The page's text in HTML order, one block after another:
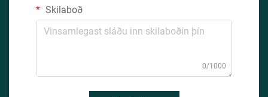
Skilaboð
0/1000